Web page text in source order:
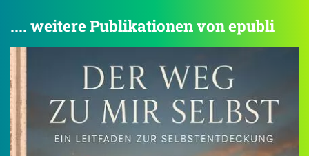
.... weitere Publikationen von epubli